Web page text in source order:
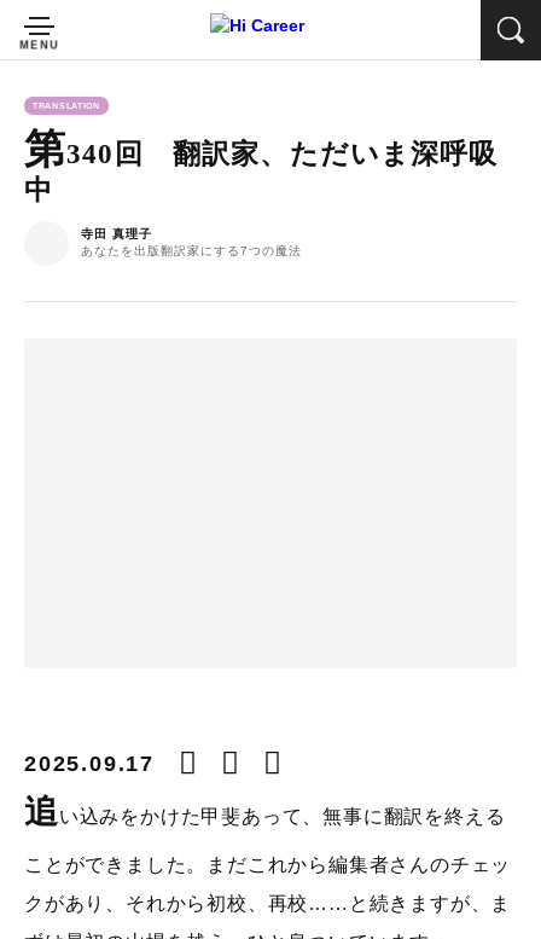
TRANSLATION
第340回 翻訳家、ただいま深呼吸
中
寺田 真理子
あなたを出版翻訳家にする7つの魔法
2025.09.17
追 い込みをかけた甲斐あって、無事に翻訳を終える
ことができました。まだこれから編集者さんのチェッ
クがあり、それから初校、再校……と続きますが、ま